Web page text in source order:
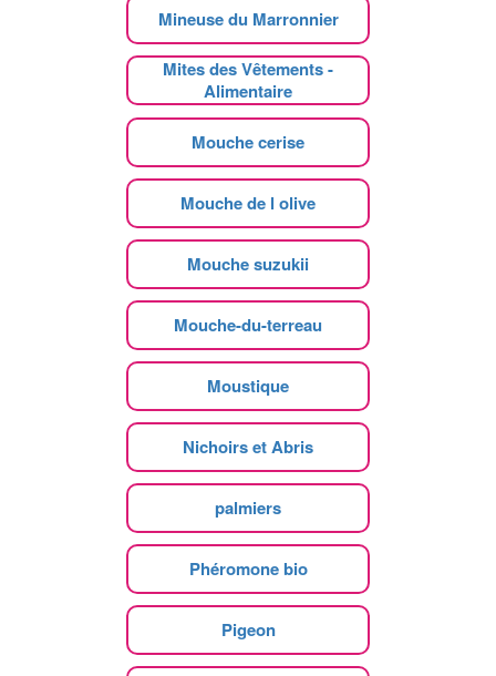
Mineuse du Marronnier
Mites des Vêtements -
Alimentaire
Mouche cerise
Mouche de l olive
Mouche suzukii
Mouche-du-terreau
Moustique
Nichoirs et Abris
palmiers
Phéromone bio
Pigeon